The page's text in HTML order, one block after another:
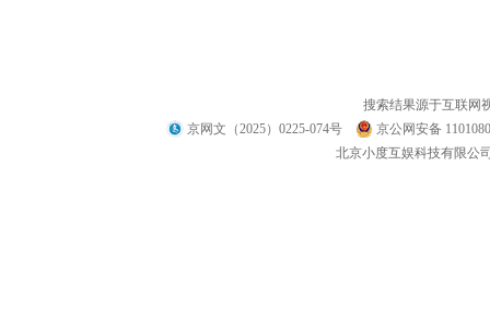
搜索结果源于互联网
京网文（2025）0225-074号
京公网安备
北京小度互娱科技有限公